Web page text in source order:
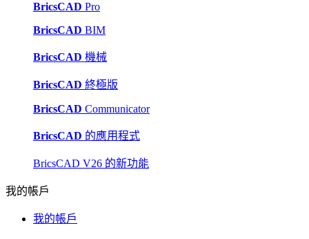
BricsCAD Pro
BricsCAD BIM
BricsCAD 機械
BricsCAD 終極版
BricsCAD Communicator
BricsCAD 的應用程式
BricsCAD V26 的新功能
我的帳戶
我的帳戶